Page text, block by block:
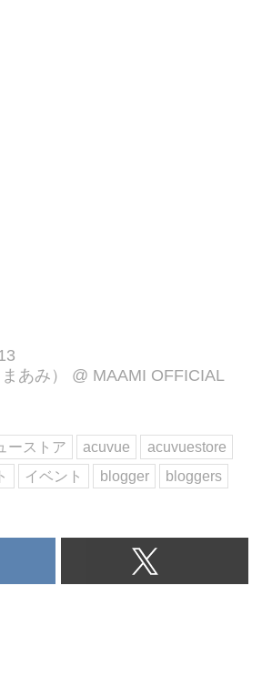
あみ）
@ MAAMI OFFICIAL
ーストア acuvue
acuvuestore
イベント blogger
bloggers